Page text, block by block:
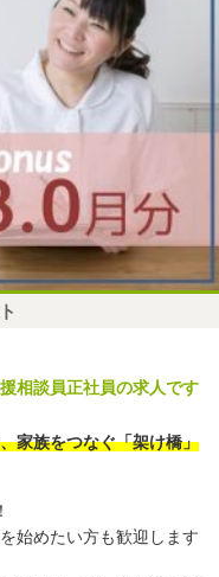
相談員正社員の求人です
家族をつなぐ「架け橋」
始めたい方も歓迎します